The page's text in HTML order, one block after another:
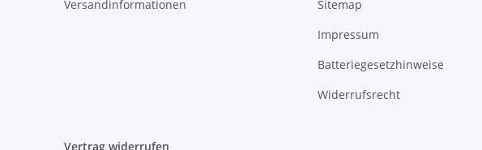
Versandinformationen
Sitemap
Impressum
Batteriegesetzhinweise
Widerrufsrecht
Vertrag widerrufen